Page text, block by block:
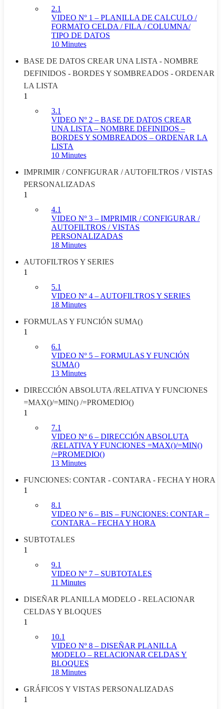
2.1
VIDEO Nº 1 – PLANILLA DE CALCULO /
FORMATO CELDA / FILA / COLUMNA/
TIPO DE DATOS
10 Minutes
BASE DE DATOS CREAR UNA LISTA - NOMBRE
DEFINIDOS - BORDES Y SOMBREADOS - ORDENAR
LA LISTA
1
3.1
VIDEO Nº 2 – BASE DE DATOS CREAR
UNA LISTA – NOMBRE DEFINIDOS –
BORDES Y SOMBREADOS – ORDENAR LA
LISTA
10 Minutes
IMPRIMIR / CONFIGURAR / AUTOFILTROS / VISTAS
PERSONALIZADAS
1
4.1
VIDEO Nº 3 – IMPRIMIR / CONFIGURAR /
AUTOFILTROS / VISTAS
PERSONALIZADAS
18 Minutes
AUTOFILTROS Y SERIES
1
5.1
VIDEO Nº 4 – AUTOFILTROS Y SERIES
18 Minutes
FORMULAS Y FUNCIÓN SUMA()
1
6.1
VIDEO Nº 5 – FORMULAS Y FUNCIÓN
SUMA()
13 Minutes
DIRECCIÓN ABSOLUTA /RELATIVA Y FUNCIONES
=MAX()/=MIN() /=PROMEDIO()
1
7.1
VIDEO Nº 6 – DIRECCIÓN ABSOLUTA
/RELATIVA Y FUNCIONES =MAX()/=MIN()
/=PROMEDIO()
13 Minutes
FUNCIONES: CONTAR - CONTARA - FECHA Y HORA
1
8.1
VIDEO Nº 6 – BIS – FUNCIONES: CONTAR –
CONTARA – FECHA Y HORA
SUBTOTALES
1
9.1
VIDEO Nº 7 – SUBTOTALES
11 Minutes
DISEÑAR PLANILLA MODELO - RELACIONAR
CELDAS Y BLOQUES
1
10.1
VIDEO Nº 8 – DISEÑAR PLANILLA
MODELO – RELACIONAR CELDAS Y
BLOQUES
18 Minutes
GRÁFICOS Y VISTAS PERSONALIZADAS
1